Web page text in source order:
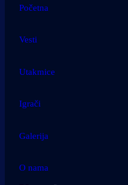
Početna
Vesti
Utakmice
Igrači
Galerija
O nama